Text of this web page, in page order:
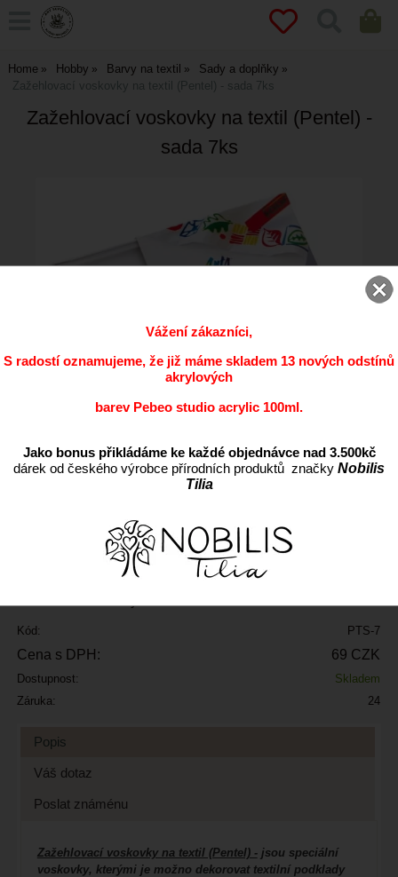
Home Hobby Barvy na textil
Sady a doplňky
Zažehlovací voskovky na textil (Pentel) - sada 7ks
Zažehlovací voskovky na textil (Pentel) -
sada 7ks
ks
Kód: PTS-7
Cena s DPH: 69 CZK
Dostupnost:
Skladem
Záruka:
24
Popis
Váš dotaz
Poslat známénu
Zažehlovací voskovky na textil (Pentel) -jsou speciální
voskovky, kterými je možno dekorovat textilní podklady
Vážení zákazníci,
S radostí oznamujeme, že již máme skladem 13 nových odstínů
akrylových
barev Pebeo studio acrylic 100ml.
Jako bonus přikládáme ke každé objednávce nad 3.500kč
dárek od českého výrobce přírodních produktů značky Nobilis
Tilia